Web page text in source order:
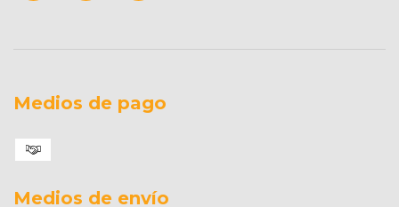
Medios de pago
Medios de envío